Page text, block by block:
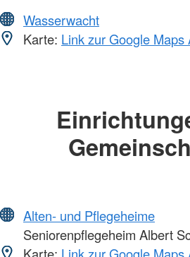
Wasserwacht
Karte: Link zur Google Maps
Alten- und Pflegeheime
Seniorenpflegeheim Albert
Karte: Link zur Google Maps